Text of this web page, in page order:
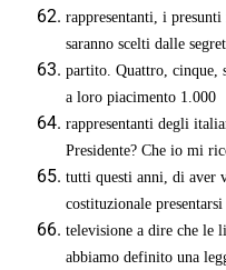
rappresentanti, i
saranno scelti dalle
partito. Quattro, cinque,
a loro piacimento 1.000
rappresentanti degli
Presidente? Che io mi
tutti questi anni, di aver
costituzionale
televisione a dire che le
abbiamo definito una